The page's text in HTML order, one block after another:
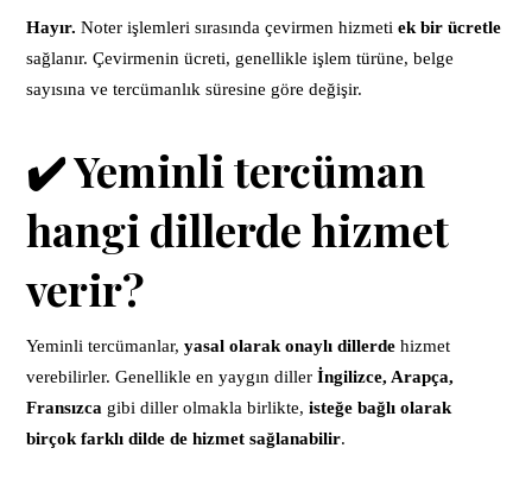
Hayır. Noter işlemleri sırasında çevirmen hizmetiek bir ücretle
sağlanır. Çevirmenin ücreti, genellikle işlem türüne, belge
sayısına ve tercümanlık süresine göre değişir.
✔️ Yeminli tercüman
hangi dillerde hizmet
verir?
Yeminli tercümanlar,yasal olarak onaylı dillerde hizmet
verebilirler. Genellikle en yaygın dillerİngilizce, Arapça,
Fransızca gibi diller olmakla birlikte,isteğe bağlı olarak
birçok farklı dilde de hizmet sağlanabilir.